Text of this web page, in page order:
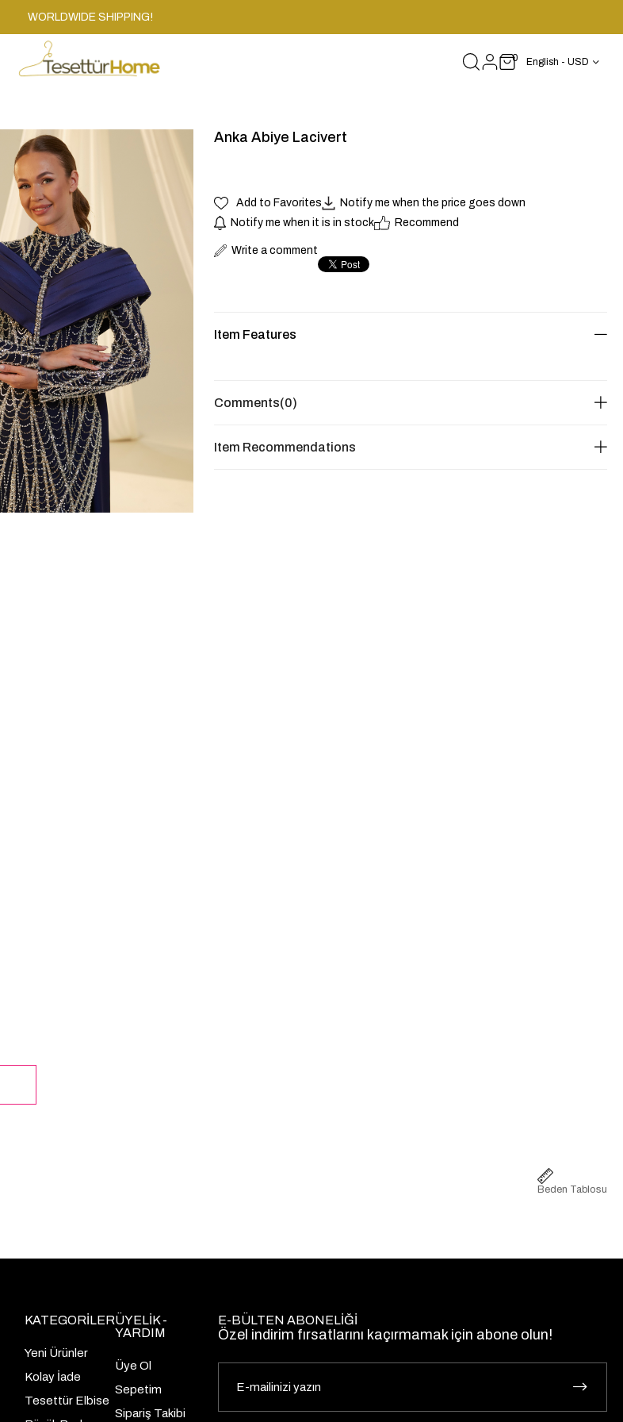
WORLDWIDE SHIPPING!
0 English - USD
Anka Abiye Lacivert
Add to Favorites
Notify me when the price goes down
Notify me when it is in stock
Recommend
Write a comment
Item Features
Comments(0)
Item Recommendations
Beden Tablosu
KATEGORİLER
Yeni Ürünler
Kolay İade
Tesettür Elbise
ÜYELİK -
YARDIM
Üye Ol
Sepetim
Sipariş Takibi
E-BÜLTEN ABONELİĞİ
Özel indirim fırsatlarını kaçırmamak için abone olun!